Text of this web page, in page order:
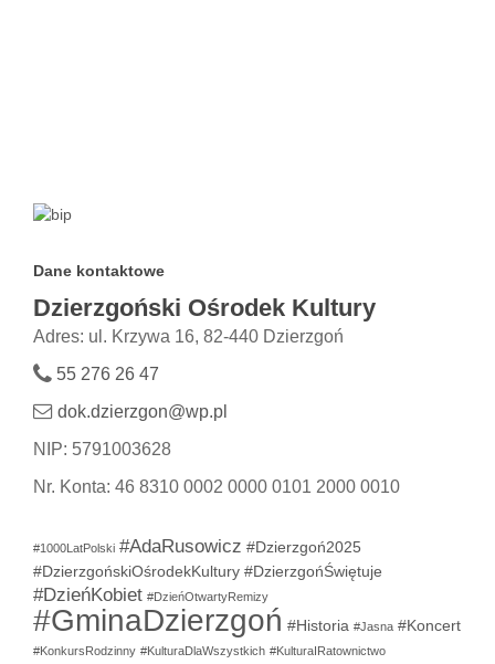
Dane kontaktowe
Dzierzgoński Ośrodek Kultury
Adres: ul. Krzywa 16, 82-440 Dzierzgoń
55 276 26 47
dok.dzierzgon@wp.pl
NIP: 5791003628
Nr. Konta: 46 8310 0002 0000 0101 2000 0010
#1000LatPolski #AdaRusowicz #Dzierzgoń2025
#DzierzgońskiOśrodekKultury #DzierzgońŚwiętuje
#DzieńKobiet #DzieńOtwartyRemizy
#GminaDzierzgoń #Historia #Jasna #Koncert
#KonkursRodzinny #KulturaDlaWszystkich #KulturaIRatownictwo